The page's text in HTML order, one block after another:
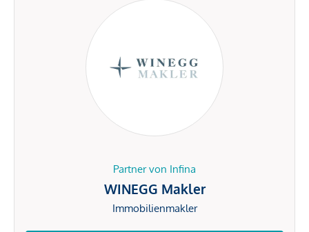
Partner von Infina
WINEGG Makler
Immobilienmakler